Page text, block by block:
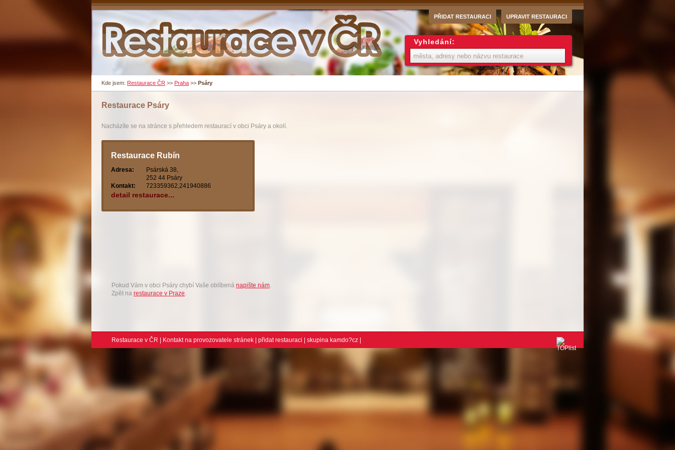
PŘIDAT RESTAURACI UPRAVIT RESTAURACI
Kde jsem: Restaurace ČR >> Praha >> Psáry
Restaurace Psáry
Nacházíte se na stránce s přehledem restaurací v obci Psáry a okolí.
Restaurace Rubín
Adresa:
Psárská 38,
252 44 Psáry
Kontakt:
723359362,241940886
detail restaurace...
Pokud Vám v obci Psáry chybí Vaše oblíbená napište nám.
Zpět na restaurace v Praze.
Vyhledání:
Restaurace v ČR Kontakt na provozovatele stránek přidat restauraci | skupina kamdo?cz